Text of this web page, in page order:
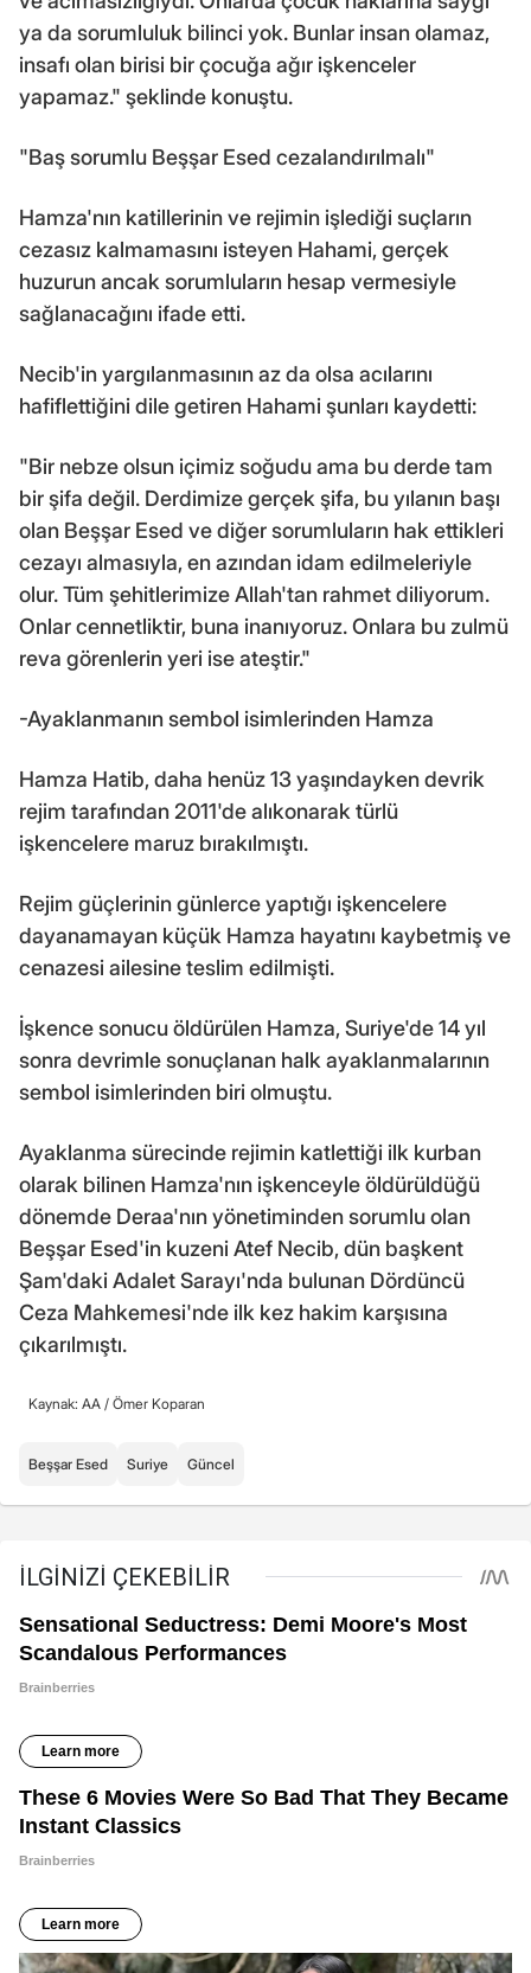
ya da sorumluluk bilinci yok. Bunlar insan olamaz,
insafı olan birisi bir çocuğa ağır işkenceler
yapamaz." şeklinde konuştu.
"Baş sorumlu Beşşar Esed cezalandırılmalı"
Hamza'nın katillerinin ve rejimin işlediği suçların
cezasız kalmamasını isteyen Hahami, gerçek
huzurun ancak sorumluların hesap vermesiyle
sağlanacağını ifade etti.
Necib'in yargılanmasının az da olsa acılarını
hafiflettiğini dile getiren Hahami şunları kaydetti:
"Bir nebze olsun içimiz soğudu ama bu derde tam
bir şifa değil. Derdimize gerçek şifa, bu yılanın başı
olan Beşşar Esed ve diğer sorumluların hak ettikleri
cezayı almasıyla, en azından idam edilmeleriyle
olur. Tüm şehitlerimize Allah'tan rahmet diliyorum.
Onlar cennetliktir, buna inanıyoruz. Onlara bu zulmü
reva görenlerin yeri ise ateştir."
-Ayaklanmanın sembol isimlerinden Hamza
Hamza Hatib, daha henüz 13 yaşındayken devrik
rejim tarafından 2011'de alıkonarak türlü
işkencelere maruz bırakılmıştı.
Rejim güçlerinin günlerce yaptığı işkencelere
dayanamayan küçük Hamza hayatını kaybetmiş ve
cenazesi ailesine teslim edilmişti.
İşkence sonucu öldürülen Hamza, Suriye'de 14 yıl
sonra devrimle sonuçlanan halk ayaklanmalarının
sembol isimlerinden biri olmuştu.
Ayaklanma sürecinde rejimin katlettiği ilk kurban
olarak bilinen Hamza'nın işkenceyle öldürüldüğü
dönemde Deraa'nın yönetiminden sorumlu olan
Beşşar Esed'in kuzeni Atef Necib, dün başkent
Şam'daki Adalet Sarayı'nda bulunan Dördüncü
Ceza Mahkemesi'nde ilk kez hakim karşısına
çıkarılmıştı.
Kaynak: AA / Ömer Koparan
Beşşar Esed Suriye Güncel